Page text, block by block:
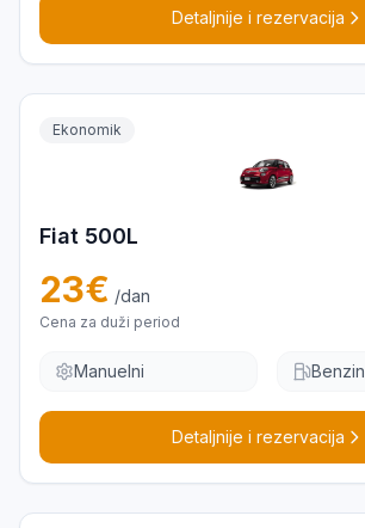
Detaljnije i rezervacija
Ekonomik
Fiat 500L
23€ /dan
Cena za duži period
Manuelni Benzin
Detaljnije i rezervacija